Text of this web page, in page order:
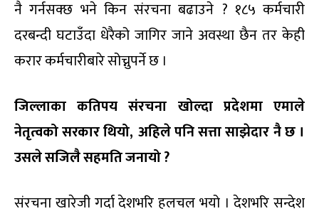
नै गर्नसक्छ भने किन संरचना बढाउने ? १८५ कर्मचारी
दरबन्दी घटाउँदा धेरैको जागिर जाने अवस्था छैन तर केही
करार कर्मचारीबारे सोच्नुपर्ने छ ।
जिल्लाका कतिपय संरचना खोल्दा प्रदेशमा एमाले
नेतृत्वकोसरकारथियो, अहिलेपनिसत्तासाझेदारनैछ ।
उसलेसजिलैसहमतिजनायो?
संरचना खारेजी गर्दा देशभरि हलचल भयो । देशभरि सन्देश